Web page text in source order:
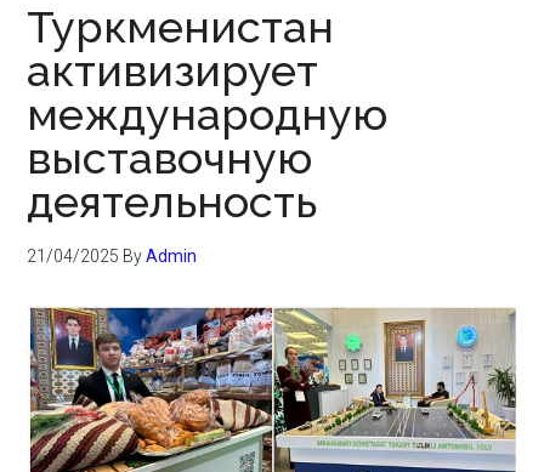
Туркменистан
активизирует
международную
выставочную
деятельность
21/04/2025 ByAdmin